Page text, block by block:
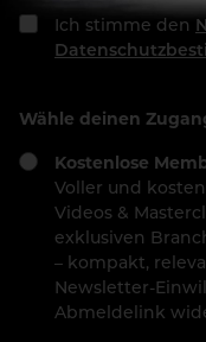
Ich stimme den
Wähle deinen
Kostenlose
Voller und
Videos &
exklusiven
– kompakt,
Newsletter-
Abmeldelink